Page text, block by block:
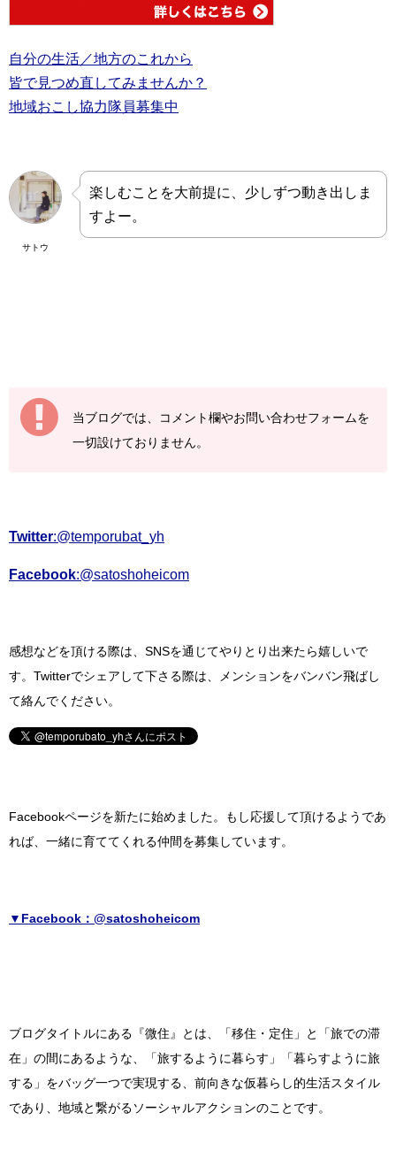
自分の生活／地方のこれから
皆で見つめ直してみませんか？
地域おこし協力隊員募集中
サトウ
楽しむことを大前提に、少しずつ動き出しま
すよー。
当ブログでは、コメント欄やお問い合わせフォームを
一切設けておりません。
Twitter:@temporubat_yh
Facebook:@satoshoheicom
感想などを頂ける際は、SNSを通じてやりとり出来たら嬉しいで
す。 Twitterでシェアして下さる際は、
メンションをバンバン飛ばし
て絡んでください。
Facebookページを新たに始めました。
もし応援して頂けるようであ
れば、一緒に育ててくれる仲間を募集しています。
▼Facebook：@satoshoheicom
ブログタイトルにある『微住』とは、「移住・定住」と「旅での滞
在」の間にあるような、「旅するように暮らす」「暮らすように旅
する」をバッグ一つで実現する、前向きな仮暮らし的生活スタイル
であり、地域と繋がるソーシャルアクションのことです。